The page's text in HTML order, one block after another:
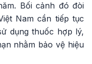
Bối cảnh đó đòi
Nam cần tiếp tục
dụng thuốc hợp lý,
nhằm bảo vệ hiệu